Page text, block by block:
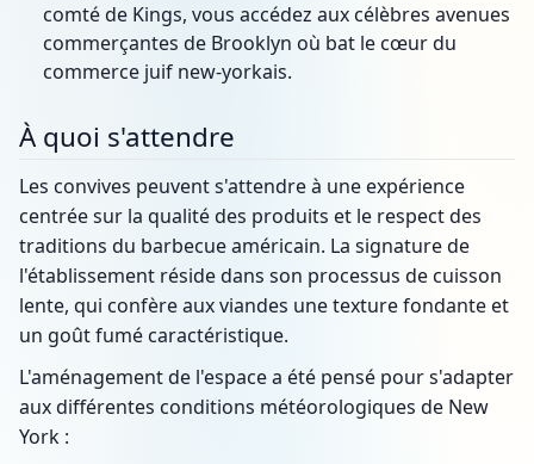
comté de Kings, vous accédez aux célèbres avenues
commerçantes de Brooklyn où bat le cœur du
commerce juif new-yorkais.
À quoi s'attendre
Les convives peuvent s'attendre à une expérience
centrée sur la qualité des produits et le respect des
traditions du barbecue américain. La signature de
l'établissement réside dans son processus de cuisson
lente, qui confère aux viandes une texture fondante et
un goût fumé caractéristique.
L'aménagement de l'espace a été pensé pour s'adapter
aux différentes conditions météorologiques de New
York :